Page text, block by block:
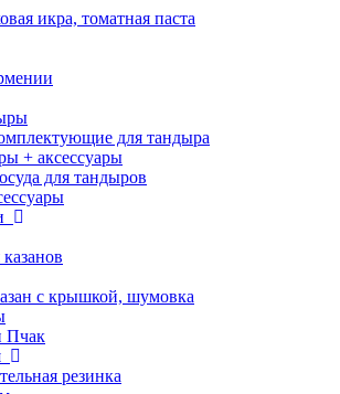
икра, томатная паста
для тандыра
+ аксессуары
для тандыров
с крышкой, шумовка
Пчак
резинка